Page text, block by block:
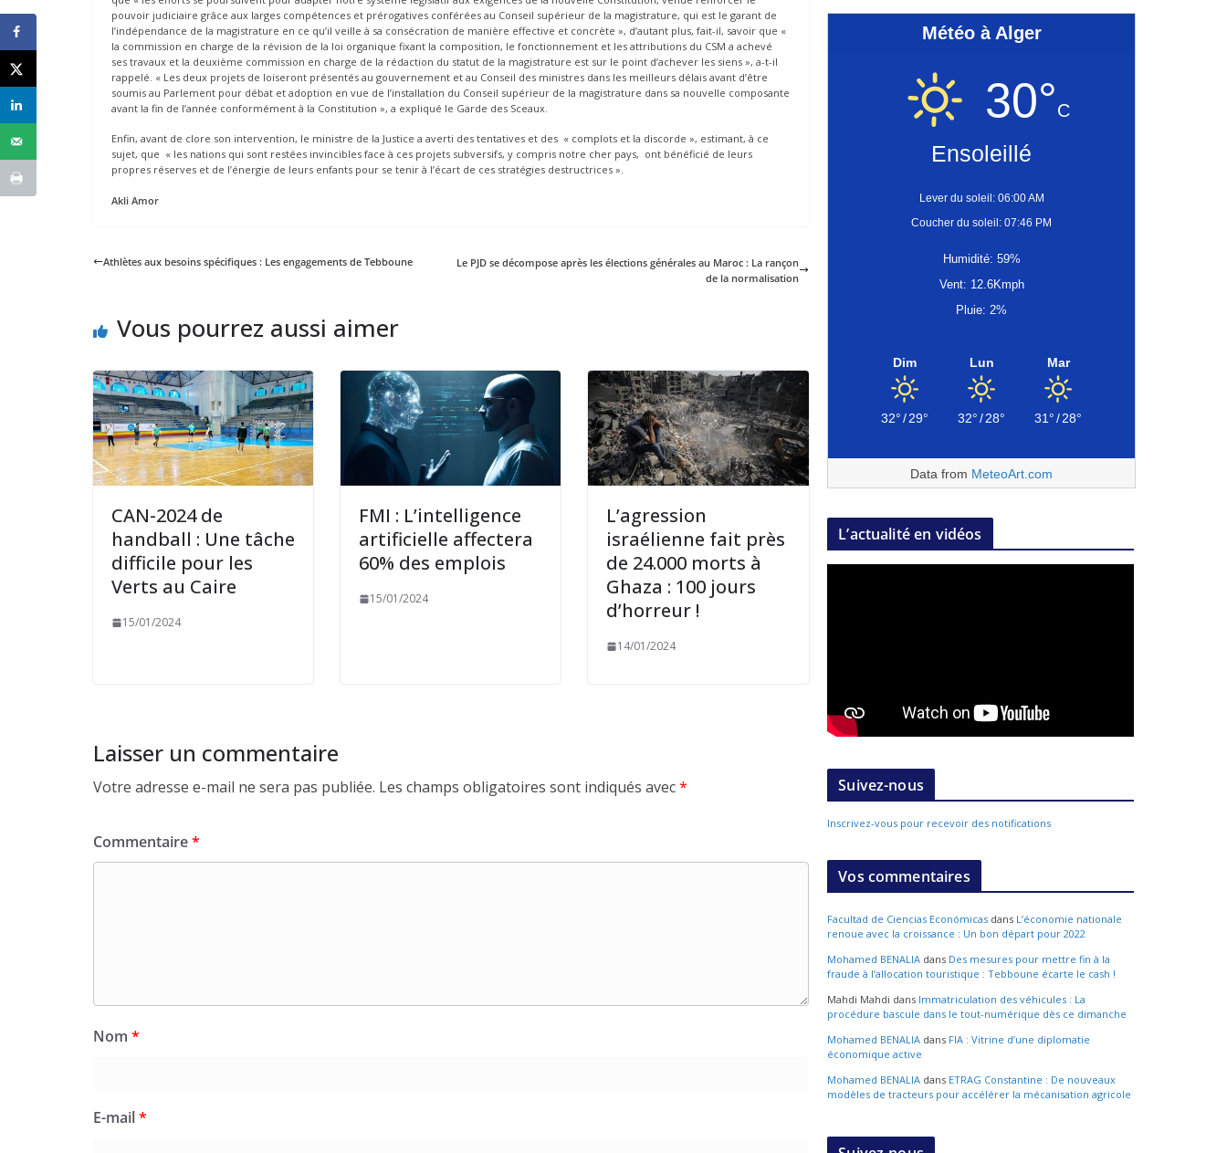
pouvoir judiciaire grâce aux larges compétences et prérogatives conférées au Conseil supérieur de la magistrature, qui est le garant de
l’indépendance de la magistrature en ce qu’il veille à sa consécration de manière effective et concrète », d’autant plus, fait-il, savoir que «
la commission en charge de la révision de la loi organique fixant la composition, le fonctionnement et les attributions du CSM a achevé
ses travaux et la deuxième commission en charge de la rédaction du statut de la magistrature est sur le point d’achever les siens », a-t-il
rappelé. « Les deux projets de loiseront présentés au gouvernement et au Conseil des ministres dans les meilleurs délais avant d’être
soumis au Parlement pour débat et adoption en vue de l’installation du Conseil supérieur de la magistrature dans sa nouvelle composante
avant la fin de l’année conformément à la Constitution », a expliqué le Garde des Sceaux.
Enfin, avant de clore son intervention, le ministre de la Justice a averti des tentatives et des « complots et la discorde », estimant, à ce
sujet, que « les nations qui sont restées invincibles face à ces projets subversifs, y compris notre cher pays, ont bénéficié de leurs
propres réserves et de l’énergie de leurs enfants pour se tenir à l’écart de ces stratégies destructrices ».
Akli Amor
Athlètes aux besoins spécifiques : Les engagements de Tebboune
Le PJD se décompose après les élections générales au Maroc : La rançon
de la normalisation
Vous pourrez aussi aimer
CAN-2024 de
handball : Une tâche
difficile pour les
Verts au Caire
15/01/2024
FMI : L’intelligence
artificielle affectera
60% des emplois
15/01/2024
L’agression
israélienne fait près
de 24.000 morts à
Ghaza : 100 jours
d’horreur !
14/01/2024
Laisser un commentaire
Votre adresse e-mail ne sera pas publiée. Les champs obligatoires sont indiqués avec*
Commentaire*
Nom *
E-mail*
Météo à Alger
30°C
Ensoleillé
Lever du soleil: 06:00 AM
Coucher du soleil: 07:46 PM
Humidité: 59%
Vent: 12.6Kmph
Pluie: 2%
Dim
32°/29°
Lun
32°/28°
Mar
31°/28°
Data from MeteoArt.com
L’actualité en vidéos
Suivez-nous
Inscrivez-vous pour recevoir des notifications
Vos commentaires
Facultad de Ciencias Económicas dans L’économie nationale
renoue avec la croissance : Un bon départ pour 2022
Mohamed BENALIA dans Des mesures pour mettre fin à la
fraude à l’allocation touristique : Tebboune écarte le cash !
Mahdi Mahdi dans Immatriculation des véhicules : La
procédure bascule dans le tout-numérique dès ce dimanche
Mohamed BENALIA dans FIA : Vitrine d’une diplomatie
économique active
Mohamed BENALIA dans ETRAG Constantine : De nouveaux
modèles de tracteurs pour accélérer la mécanisation agricole